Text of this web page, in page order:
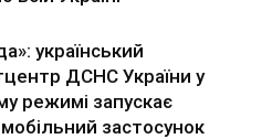
український
ДСНС України у
режимі запускає
застосунок